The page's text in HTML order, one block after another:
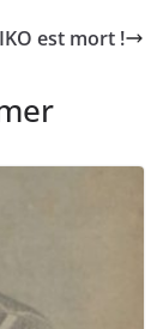
est mort !